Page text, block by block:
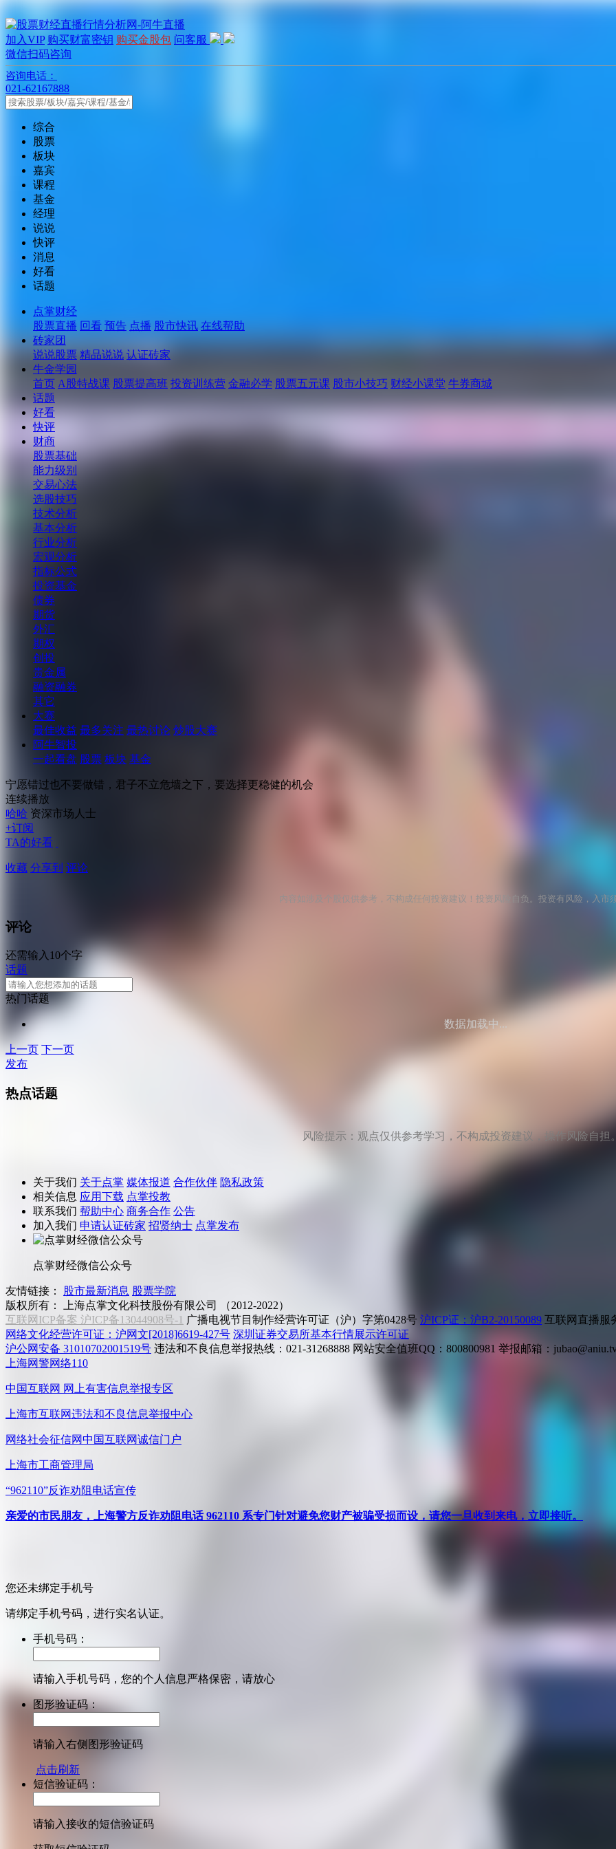
加入VIP 购买财富密钥 购买金股包 问客服
微信扫码咨询
咨询电话：
021-62167888
综合
股票
板块
嘉宾
课程
基金
经理
说说
快评
消息
好看
话题
点掌财经
股票直播 回看 预告 点播 股市快讯 在线帮助
砖家团
说说股票 精品说说 认证砖家
牛金学园
首页 A股特战课 股票提高班 投资训练营 金融必学 股票五元课 股市小技巧 财经小课堂 牛券商城
话题
好看
快评
财商
股票基础
能力级别
交易心法
选股技巧
技术分析
基本分析
行业分析
宏观分析
指标公式
投资基金
债券
期货
外汇
期权
创投
贵金属
融资融券
其它
大赛
最佳收益 最多关注 最热讨论 炒股大赛
阿牛智投
一起看盘 股票 板块 基金
宁愿错过也不要做错，君子不立危墙之下，要选择更稳健的机会
连续播放
哈哈 资深市场人士
+订阅
TA的好看
收藏 分享到 评论
内容如涉及个股仅供参考，不构成任何投资建议！投资风险自负。投资有风险，入市
评论
还需输入10个字
话题
热门话题
数据加载中...
上一页 下一页
发布
热点话题
风险提示：观点仅供参考学习，不构成投资建议，操作风险自担
关于我们 关于点掌 媒体报道 合作伙伴 隐私政策
相关信息 应用下载 点掌投教
联系我们 帮助中心 商务合作 公告
加入我们 申请认证砖家 招贤纳士 点掌发布
点掌财经微信公众号
友情链接： 股市最新消息 股票学院
版权所有：
上海点掌文化科技股份有限公司 （2012-2022）
互联网ICP备案 沪ICP备13044908号-1 广播电视节目制作经营许可证（沪）字第0428号 沪ICP证：沪B2-20150089 互联网直播服
网络文化经营许可证：沪网文[2018]6619-427号 深圳证券交易所基本行情展示许可证
沪公网安备 31010702001519号 违法和不良信息举报热线：021-31268888 网站安全值班QQ：800800981 举报邮箱：
上海网警网络110
中国互联网 网上有害信息举报专区
上海市互联网违法和不良信息举报中心
网络社会征信网中国互联网诚信门户
上海市工商管理局
“962110”反诈劝阻电话宣传
亲爱的市民朋友，上海警方反诈劝阻电话 962110 系专门针对避免您财产被骗受损而设，请您一旦收到来电，立即接听。
您还未绑定手机号
请绑定手机号码，进行实名认证。
手机号码：
请输入手机号码，您的个人信息严格保密，请放心
图形验证码：
请输入右侧图形验证码
点击刷新
短信验证码：
请输入接收的短信验证码